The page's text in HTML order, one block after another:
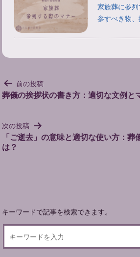
家族葬に参
参すべき物
投
稿
ゲ
ー
シ
前の投稿
葬儀の挨拶状の書き方：適切な文例と
次の投稿
「ご逝去」の意味と適切な使い方：葬
は？
キーワードで記事を検索できます。